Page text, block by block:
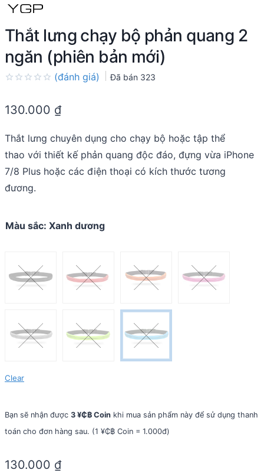
Thắt lưng chạy bộ phản quang 2
ngăn (phiên bản mới)
out
(đánh giá) Đã bán 323
130.000 ₫
Thắt lưng chuyên dụng cho chạy bộ hoặc tập thể
thao với thiết kế phản quang độc đáo, đựng vừa iPhone
7/8 Plus hoặc các điện thoại có kích thước tương
đương.
Màu sắc: Xanh dương
Clear
Bạn sẽ nhận được 3 ¥₵฿ Coin khi mua sản phẩm này để sử dụng thanh
toán cho đơn hàng sau. (1 ¥₵฿ Coin = 1.000đ)
130.000 ₫